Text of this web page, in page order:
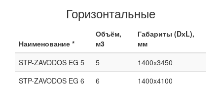
Горизонтальные
Наименование *
Объём,
м3
Габариты (DхL),
мм
STP-ZAVODOS EG 5
5
1400х3450
STP-ZAVODOS EG 6
6
1400x4100